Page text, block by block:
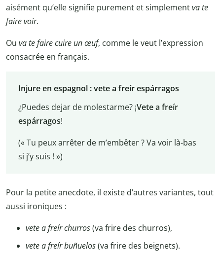
aisément qu’elle signifie purement et simplementva te
faire voir.
Ou va te faire cuire un œuf, comme le veut l’expression
consacrée en français.
Injure en espagnol : vete a freír espárragos
¿Puedes dejar de molestarme? ¡Vete a freír
espárragos!
(« Tu peux arrêter de m’embêter ? Va voir là-bas
si j’y suis ! »)
Pour la petite anecdote, il existe d’autres variantes, tout
aussi ironiques :
vete a freír churros(va frire des churros),
vete a freír buñuelos(va frire des beignets).